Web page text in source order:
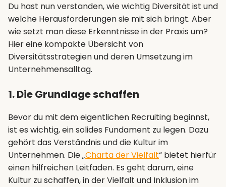
Du hast nun verstanden, wie wichtig Diversität ist und
welche Herausforderungen sie mit sich bringt. Aber
wie setzt man diese Erkenntnisse in der Praxis um?
Hier eine kompakte Übersicht von
Diversitätsstrategien und deren Umsetzung im
Unternehmensalltag.
1. Die Grundlage schaffen
Bevor du mit dem eigentlichen Recruiting beginnst,
ist es wichtig, ein solides Fundament zu legen. Dazu
gehört das Verständnis und die Kultur im
Unternehmen. Die „Charta der Vielfalt“ bietet hierfür
einen hilfreichen Leitfaden. Es geht darum, eine
Kultur zu schaffen, in der Vielfalt und Inklusion im